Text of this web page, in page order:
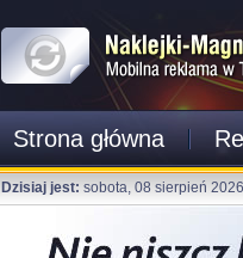
Strona główna
Dzisiaj jest: sobota, 08 sierpień